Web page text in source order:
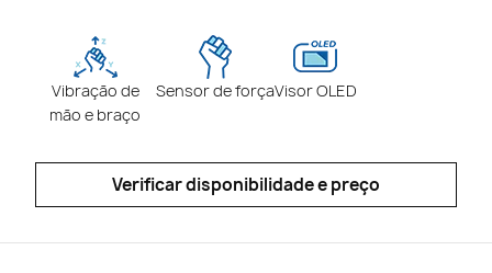
Vibração de
mão e braço
Sensor de forçaVisor OLED
Verificar disponibilidade e preço